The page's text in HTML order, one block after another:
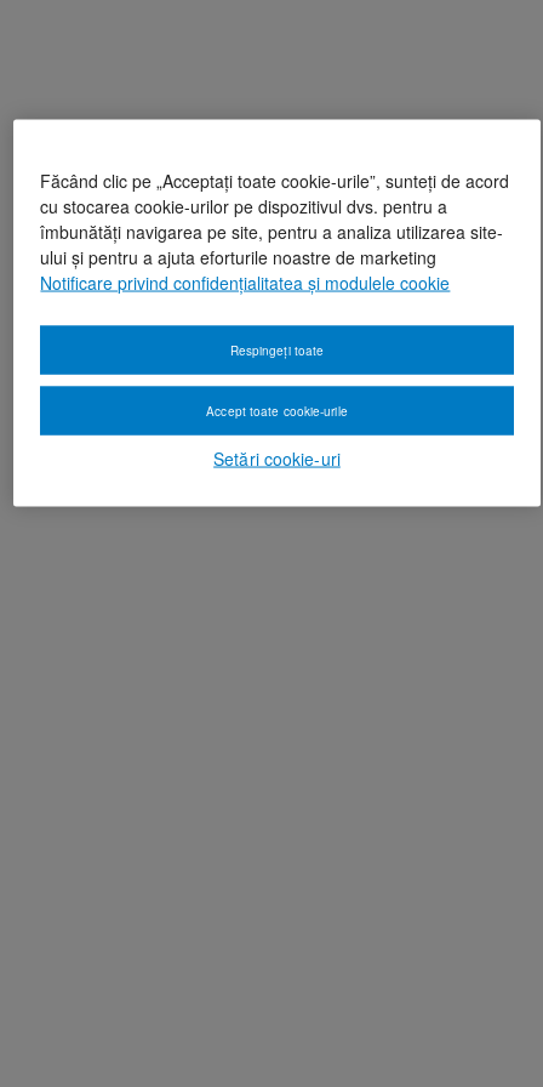
Făcând clic pe „Acceptați toate cookie-urile”, sunteți de acord
cu stocarea cookie-urilor pe dispozitivul dvs. pentru a
îmbunătăți navigarea pe site, pentru a analiza utilizarea site-
ului și pentru a ajuta eforturile noastre de marketing
Notificare privind confidențialitatea și modulele cookie
Setări cookie-uri
Respingeți toate
Accept toate cookie-urile